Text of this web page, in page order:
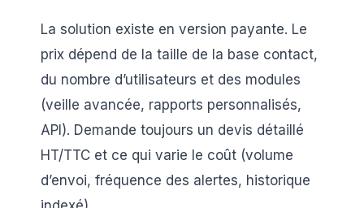
La solution existe en version payante. Le
prix dépend de la taille de la base contact,
du nombre d’utilisateurs et des modules
(veille avancée, rapports personnalisés,
API). Demande toujours un devis détaillé
HT/TTC et ce qui varie le coût (volume
d’envoi, fréquence des alertes, historique